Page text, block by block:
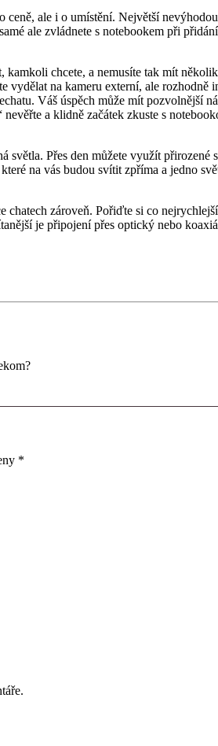
ale i o umístění. Největší
ale zvládnete s notebookem při
chcete, a nemusíte tak mít
na kameru externí, ale
Váš úspěch může mít pozvolnější
a klidně začátek zkuste s
Přes den můžete využít
na vás budou svítit zpříma a jedno
zároveň. Pořiďte si co
je připojení přes optický nebo
*